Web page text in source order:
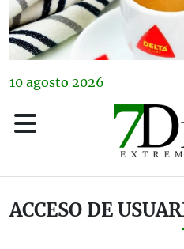
10 agosto 2026
ACCESO DE